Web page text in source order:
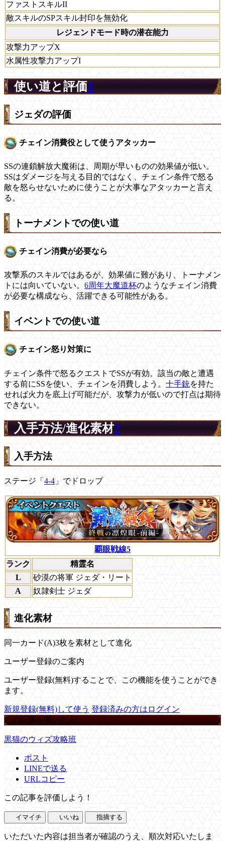
ファストスキルII
敵スキルのSPスキル封印を無効化
レジェンドモード時の潜在能力
攻撃力アップX
水属性攻撃力アップI
使い道と評価2
ジェダの評価
チェイン消費役として使うアタッカー
SSの連鎖解放大魔術は、周期が早いものの効果値が低い。
SSはダメージを与える目的ではなく、チェイン条件で怒る
敵を怒らせないために使うことが大事なアタッカーと言え
る。
トーナメントでの使い道
チェイン消費が必要なら
攻撃系のスキルではあるが、効果値に難があり、トーナメン
トには向いていない。 6周年大魔道杯のようなチェイン消費
が必要な構成なら、活躍できる可能性がある。
イベントでの使い道
チェイン怒り対策に
チェイン条件で怒るクエストでSSが有効。該当の敵と遭遇
する前にSSを使い、チェインを消費しよう。 十手銃を持た
せれば火力を底上げ可能だが、攻撃力が低いので打点は期待
できない。
入手方法/進化素材2
入手方法
ステージ「 4-4 」でドロップ
覇眼戦線5
ランク
精霊名
L
砂漠の将軍 ジェダ・リート
A
奴隷剣士 ジェダ
進化素材
同一カード(A)3枚を素材として進化
ユーザー登録のご案内
ユーザー登録(無料)することで、この機能を使うことができ
ます。
新規登録(無料)して使う 登録済みの方はログイン
この記事を書いた人
黒猫のウィズ攻略班
ポスト
LINEで送る
URLコピー
この記事を評価しよう！
イマイチ いいね 指摘する
いただいた内容は担当者が確認のうえ、順次対応いたしま